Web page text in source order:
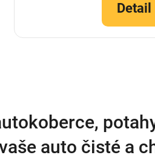
Detail
auto čisté a